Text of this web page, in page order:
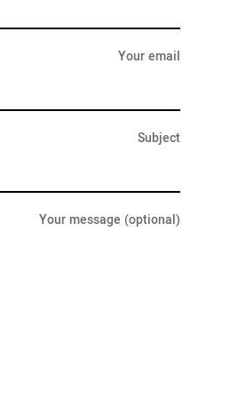
Your email
Subject
Your message (optional)